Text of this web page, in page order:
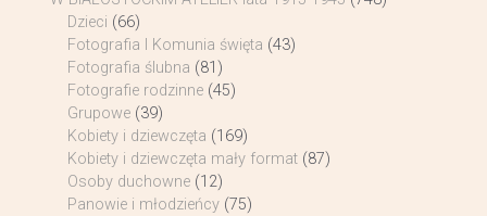
Dzieci (66)
Fotografia I Komunia święta (43)
Fotografia ślubna (81)
Fotografie rodzinne (45)
Grupowe (39)
Kobiety i dziewczęta (169)
Kobiety i dziewczęta mały format (87)
Osoby duchowne (12)
Panowie i młodzieńcy (75)